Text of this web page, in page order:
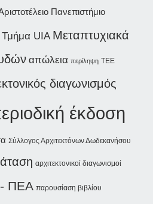
Πανεπιστήμιο
Τμήμα UIA Μεταπτυχιακά
απώλεια περίληψη ΤΕΕ
διαγωνισμός
έκδοση
Σύλλογος Αρχιτεκτόνων Δωδεκανήσου
αρχιτεκτονικοί διαγωνισμοί
ΠΕΑ παρουσίαση βιβλίου